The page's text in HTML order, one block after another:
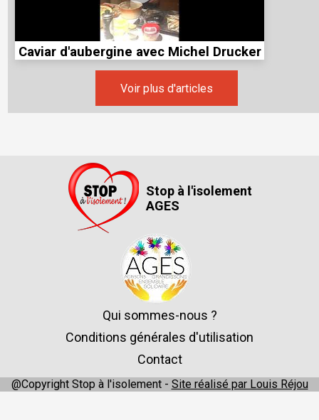
Caviar d'aubergine avec Michel Drucker
Voir plus d'articles
Stop à l'isolement
AGES
Qui sommes-nous ?
Conditions générales d'utilisation
Contact
@Copyright Stop à l'isolement - Site réalisé par Louis Réjou